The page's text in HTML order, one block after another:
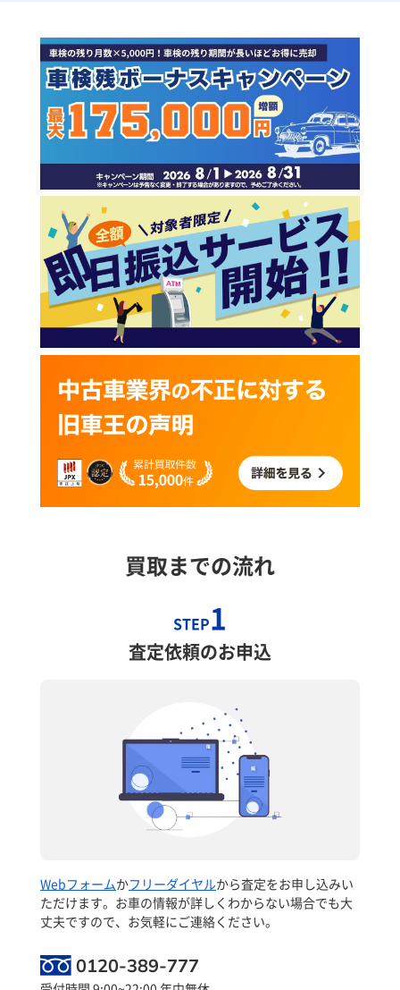
買取までの流れ
STEP1
査定依頼のお申込
Webフォームかフリーダイヤルから査定をお申し込みい
ただけます。お車の情報が詳しくわからない場合でも大
丈夫ですので、お気軽にご連絡ください。
0120-389-777